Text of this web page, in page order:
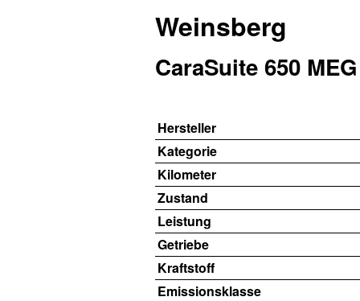
Weinsberg
CaraSuite 650
Hersteller
Kategorie
Kilometer
Zustand
Leistung
Getriebe
Kraftstoff
Emissionsklasse